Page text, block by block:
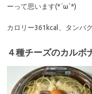
ーって思います(*´ω`*)
カロリー361kcal、タンパ
４種チーズのカルボ